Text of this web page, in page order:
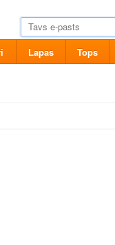
Lapas Tops